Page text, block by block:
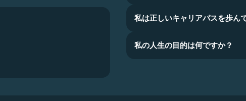
私は正しいキャリアパスを歩ん
私の人生の目的は何ですか？